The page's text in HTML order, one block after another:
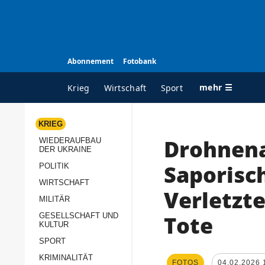
Abonnement Fotobank
Krieg Wirtschaft Sport mehr ☰
ALLE RUBRIKEN
Wiederaufbau der
Politik
Militär
KRIEG
WIEDERAUFBAU
DER UKRAINE
POLITIK
WIRTSCHAFT
MILITÄR
GESELLSCHAFT UND
KULTUR
SPORT
KRIMINALITÄT
Tote
FOTOS 04.02.2026